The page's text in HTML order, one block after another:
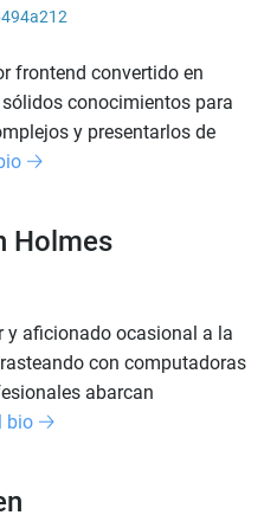
frontend convertido en
conocimientos para
y presentarlos de
Holmes
y aficionado ocasional a la
con computadoras
abarcan
bio